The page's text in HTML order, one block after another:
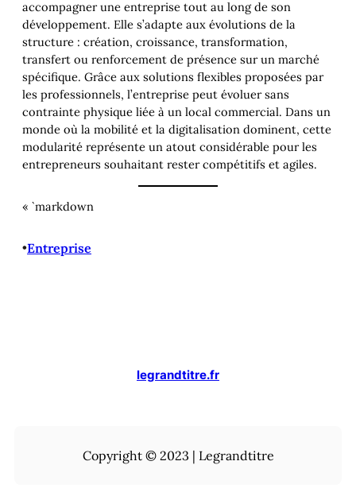
accompagner une entreprise tout au long de son
développement. Elle s’adapte aux évolutions de la
structure : création, croissance, transformation,
transfert ou renforcement de présence sur un marché
spécifique. Grâce aux solutions flexibles proposées par
les professionnels, l’entreprise peut évoluer sans
contrainte physique liée à un local commercial. Dans un
monde où la mobilité et la digitalisation dominent, cette
modularité représente un atout considérable pour les
entrepreneurs souhaitant rester compétitifs et agiles.
« `markdown
•Entreprise
legrandtitre.fr
Copyright © 2023 | Legrandtitre